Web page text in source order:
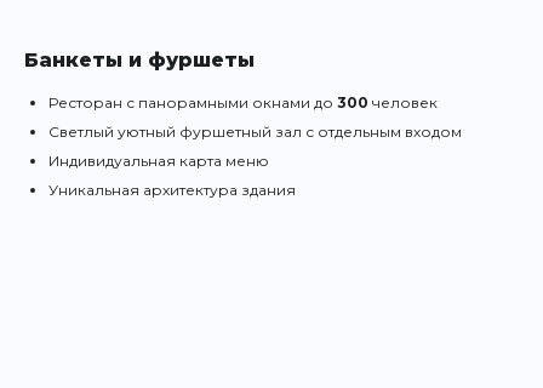
Банкеты и фуршеты
Ресторан с панорамными окнами до 300 человек
Светлый уютный фуршетный зал с отдельным входом
Индивидуальная карта меню
Уникальная архитектура здания